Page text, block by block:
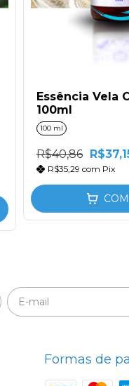
Essência Vela
100ml
100 ml
R$40,86
R$35,29 com Pix
Formas de